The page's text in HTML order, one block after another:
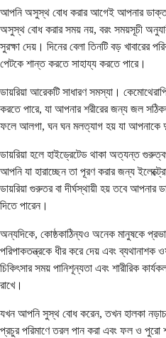
আপনি অসুস্থ বোধ করার আগেই আপনার
অসুস্থ বোধ করার সময় নয়, বরং সময়সূচী
সুরক্ষা দেয়। দিনের বেলা তিনটি বড় খাবারের
পেটকে শান্ত করতে সাহায্য করতে পারে।
ডায়রিয়া আরেকটি সাধারণ সমস্যা।
করতে পারে, যা আপনার শরীরের জন্য জল
ফলে আলগা, ঘন ঘন মলত্যাগ হয় যা আপনাকে
ডায়রিয়া হলে হাইড্রেটেড থাকা অত্যন্ত
আপনি যা হারাচ্ছেন তা পূরণ করার জন্য
ডায়রিয়া গুরুতর বা দীর্ঘস্থায়ী হয় তবে আপনার
দিতে পারেন।
অন্যদিকে, কোষ্ঠকাঠিন্যও অনেক মানুষকে
পরিপাকতন্ত্রকে ধীর করে দেয় এবং ব্যথানাশক
চিকিৎসার সময় পানিশূন্যতা এবং শারীরিক
রাখে।
যখন আপনি সুস্থ বোধ করেন, তখন হালকা
প্রচুর পরিমাণে তরল পান করা এবং ফল ও পুরো